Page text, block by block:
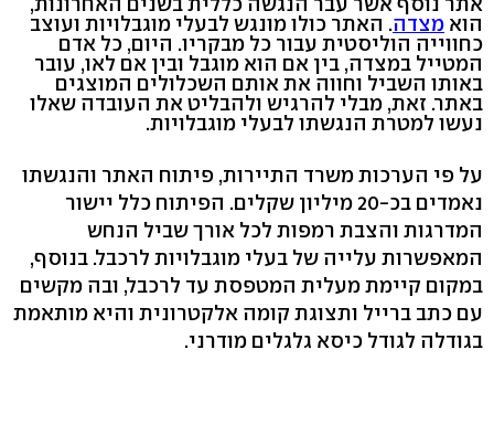
הוא מצדה. האתר כולו מונגש לבעלי מוגבלויות ועוצב
כחווייה הוליסטית עבור כל מבקריו. היום, כל אדם
המטייל במצדה, בין אם הוא מוגבל ובין אם לאו, עובר
באותו השביל וחווה את אותם השכלולים המוצגים
באתר. זאת, מבלי להרגיש ולהבליט את העובדה שאלו
נעשו למטרת הנגשתו לבעלי מוגבלויות.
על פי הערכות משרד התיירות, פיתוח האתר והנגשתו
נאמדים בכ-20 מיליון שקלים. הפיתוח כלל יישור
המדרגות והצבת רמפות לכל אורך שביל הנחש
המאפשרות עלייה של בעלי מוגבלויות לרכבל. בנוסף,
במקום קיימת מעלית המטפסת עד לרכבל, ובה מקשים
עם כתב ברייל ותצוגת קומה אלקטרונית והיא מותאמת
בגודלה לגודל כיסא גלגלים מודרני.